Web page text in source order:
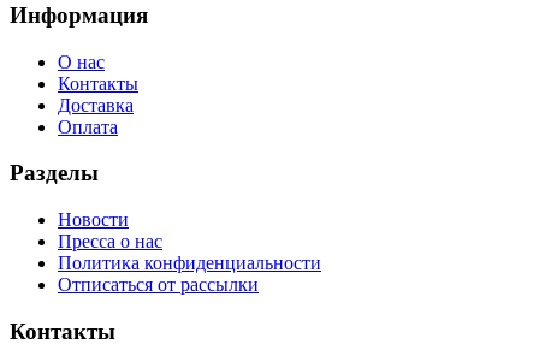
Информация
О нас
Контакты
Доставка
Оплата
Разделы
Новости
Пресса о нас
Политика конфиденциальности
Отписаться от рассылки
Контакты